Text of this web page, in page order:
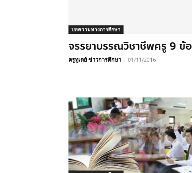
บทความทางการศึกษา
จรรยาบรรณวิชาชีพครู 9 ข้อ
ครูทูเดย์ ข่าวการศึกษา - 01/11/2016